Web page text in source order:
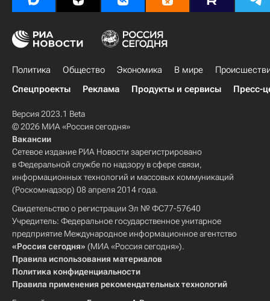
Политика Общество Экономика В мире
Спецпроекты
Реклама Продукты и сервисы Пресс-
Версия 2023.1 Beta
© 2026 МИА «Россия сегодня»
Вакансии
Сетевое издание РИА Новости зарегистрировано
в Федеральной службе по надзору в сфере связи,
информационных технологий и массовых коммуникаций
(Роскомнадзор) 08 апреля 2014 года.
Свидетельство о регистрации Эл № ФС77-57640
Учредитель: Федеральное государственное унитарное
предприятие Международное информационное агентство
«Россия сегодня» (МИА «Россия сегодня»).
Правила использования материалов
Политика конфиденциальности
Правила применения рекомендательных технологий